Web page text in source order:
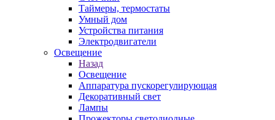
Таймеры, термостаты
Умный дом
Устройства питания
Электродвигатели
Освещение
Назад
Освещение
Аппаратура пускорегулирующая
Декоративный свет
Лампы